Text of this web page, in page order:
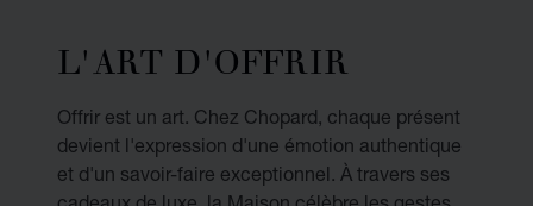
L'ART D'OFFRIR
Offrir est un art. Chez Chopard, chaque présent
devient l'expression d'une émotion authentique
et d'un savoir-faire exceptionnel. À travers ses
cadeaux de luxe, la Maison célèbre les gestes